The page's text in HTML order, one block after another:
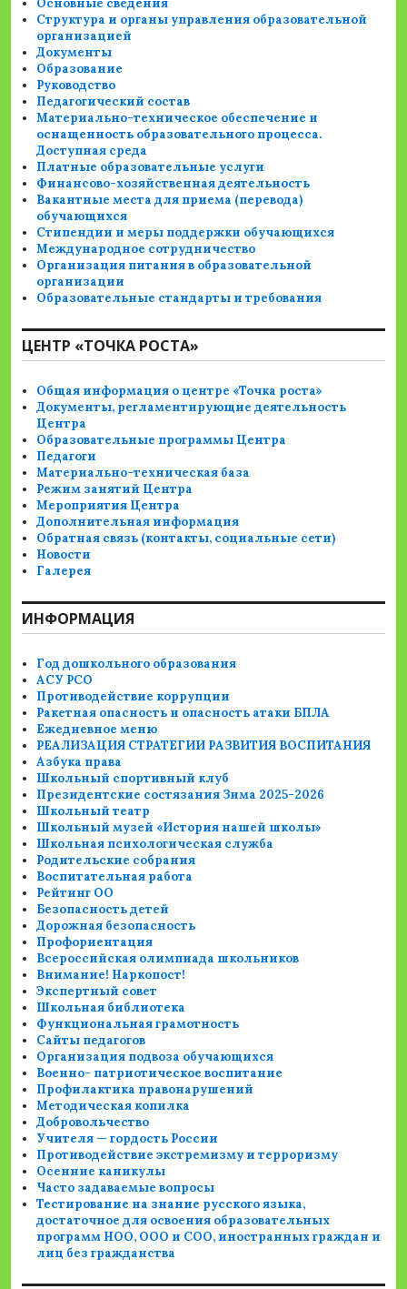
Основные сведения
Структура и органы управления образовательной
организацией
Документы
Образование
Руководство
Педагогический состав
Материально-техническое обеспечение и
оснащенность образовательного процесса.
Доступная среда
Платные образовательные услуги
Финансово-хозяйственная деятельность
Вакантные места для приема (перевода)
обучающихся
Стипендии и меры поддержки обучающихся
Международное сотрудничество
Организация питания в образовательной
организации
Образовательные стандарты и требования
ЦЕНТР «ТОЧКА РОСТА»
Общая информация о центре «Точка роста»
Документы, регламентирующие деятельность
Центра
Образовательные программы Центра
Педагоги
Материально-техническая база
Режим занятий Центра
Мероприятия Центра
Дополнительная информация
Обратная связь (контакты, социальные сети)
Новости
Галерея
ИНФОРМАЦИЯ
Год дошкольного образования
АСУ РСО
Противодействие коррупции
Ракетная опасность и опасность атаки БПЛА
Ежедневное меню
РЕАЛИЗАЦИЯ СТРАТЕГИИ РАЗВИТИЯ ВОСПИТАНИЯ
Азбука права
Школьный спортивный клуб
Президентские состязания Зима 2025-2026
Школьный театр
Школьный музей «История нашей школы»
Школьная психологическая служба
Родительские собрания
Воспитательная работа
Рейтинг ОО
Безопасность детей
Дорожная безопасность
Профориентация
Всероссийская олимпиада школьников
Внимание! Наркопост!
Экспертный совет
Школьная библиотека
Функциональная грамотность
Сайты педагогов
Организация подвоза обучающихся
Военно- патриотическое воспитание
Профилактика правонарушений
Методическая копилка
Добровольчество
Учителя — гордость России
Противодействие экстремизму и терроризму
Осенние каникулы
Часто задаваемые вопросы
Тестирование на знание русского языка,
достаточное для освоения образовательных
программ НОО, ООО и СОО, иностранных граждан и
лиц без гражданства